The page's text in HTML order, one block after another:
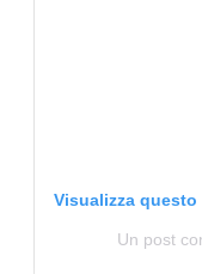
Visualizza
Un post